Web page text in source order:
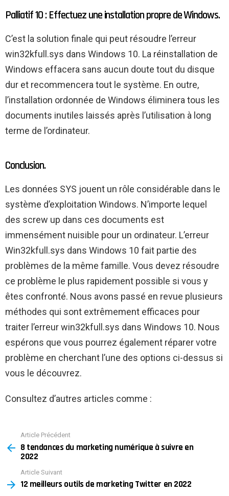
Palliatif 10 : Effectuez une installation propre de Windows.
C’est la solution finale qui peut résoudre l’erreur
win32kfull.sys dans Windows 10. La réinstallation de
Windows effacera sans aucun doute tout du disque
dur et recommencera tout le système. En outre,
l’installation ordonnée de Windows éliminera tous les
documents inutiles laissés après l’utilisation à long
terme de l’ordinateur.
Conclusion.
Les données SYS jouent un rôle considérable dans le
système d’exploitation Windows. N’importe lequel
des screw up dans ces documents est
immensément nuisible pour un ordinateur. L’erreur
Win32kfull.sys dans Windows 10 fait partie des
problèmes de la même famille. Vous devez résoudre
ce problème le plus rapidement possible si vous y
êtes confronté. Nous avons passé en revue plusieurs
méthodes qui sont extrêmement efficaces pour
traiter l’erreur win32kfull.sys dans Windows 10. Nous
espérons que vous pourrez également réparer votre
problème en cherchant l’une des options ci-dessus si
vous le découvrez.
Consultez d’autres articles comme :
more
Article Précédent
8 tendances du marketing numérique à suivre en
2022
Article Suivant
12 meilleurs outils de marketing Twitter en 2022